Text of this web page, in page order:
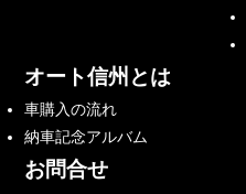
オート信州とは
車購入の流れ
納車記念アルバム
お問合せ